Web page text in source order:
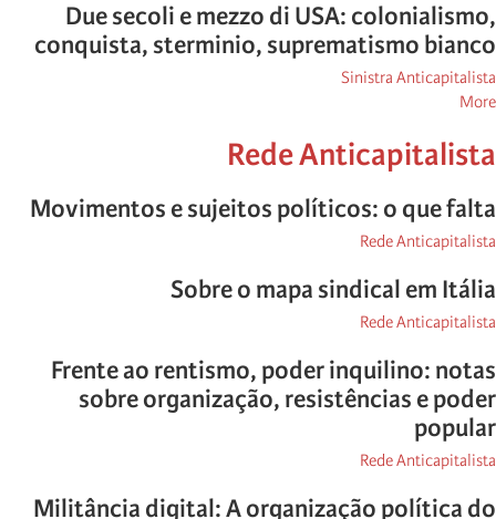
Due secoli e mezzo di USA: colonialismo,
conquista, sterminio, suprematismo bianco
Sinistra Anticapitalista
More
Sinistra
Anticapitalista
Rede Anticapitalista
Movimentos e sujeitos políticos: o que falta
Rede Anticapitalista
Sobre o mapa sindical em Itália
Rede Anticapitalista
Frente ao rentismo, poder inquilino: notas
sobre organização, resistências e poder
popular
Rede Anticapitalista
Militância digital: A organização política do